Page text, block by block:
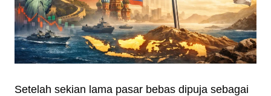
Setelah sekian lama pasar bebas dipuja sebagai